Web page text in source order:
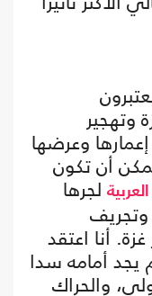
وتهجير
وعرضها
أن تكون
لجرها
وتجريف
أنا اعتقد
يجد أمامه سدا
والحراك